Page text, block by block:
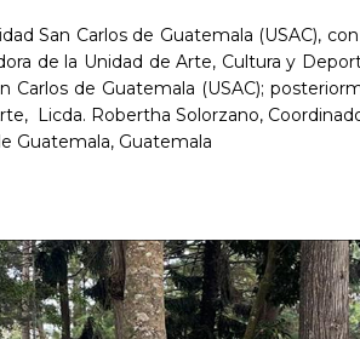
San Carlos de Guatemala (USAC),
de la Unidad de Arte, Cultura y
de Guatemala (USAC);
Licda. Robertha Solorzano,
Guatemala, Guatemala